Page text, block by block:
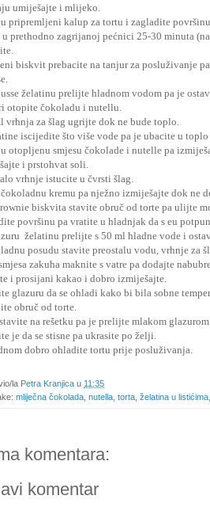
umiješajte i mlijeko.
pripremljeni kalup za tortu i zagladite površinu.
u prethodno zagrijanoj pećnici 25-30 minuta
biskvit prebacite na tanjur za posluživanje
želatinu prelijte hladnom vodom pa je
otopite čokoladu i nutellu.
vrhnja za šlag ugrijte dok ne bude toplo.
iscijedite što više vode pa je ubacite u
otopljenu smjesu čokolade i nutelle pa
i prstohvat soli.
vrhnje istucite u čvrsti šlag.
kremu pa nježno izmiješajte dok ne
biskvita stavite obruč od torte pa ulijte
površinu pa vratite u hladnjak da s eu
želatinu prelijte s 50 ml hladne vode i
posudu stavite preostalu vodu, vrhnje za
zakuha maknite s vatre pa dodajte
i prosijani kakao i dobro izmiješajte.
glazuru da se ohladi kako bi bila sobne
obruč od torte.
na rešetku pa je prelijte mlakom glazurom.
je da se stisne pa ukrasite po želji.
dobro ohladite tortu prije posluživanja.
la Petra Kranjica u 11:35
mliječna čokolada nutella torta želatina u listićima
komentara:
komentar